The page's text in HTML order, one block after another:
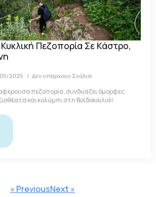
Πεζοπορία Σε Κάστρο,
2025 Δεν υπάρχουν Σχόλια
πεζοπορία ,συνδυάζει όμορφες
και κολύμπι στη Βοϊδοκοιλιά!
« PreviousNext »